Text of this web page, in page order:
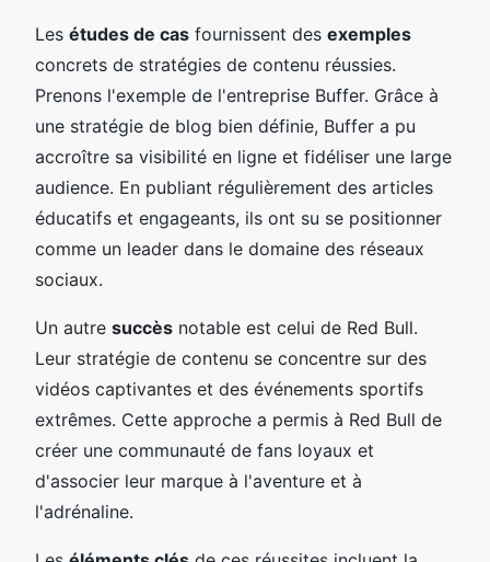
Les études de cas fournissent des exemples
concrets de stratégies de contenu réussies.
Prenons l'exemple de l'entreprise Buffer. Grâce à
une stratégie de blog bien définie, Buffer a pu
accroître sa visibilité en ligne et fidéliser une large
audience. En publiant régulièrement des articles
éducatifs et engageants, ils ont su se positionner
comme un leader dans le domaine des réseaux
sociaux.
Un autre succès notable est celui de Red Bull.
Leur stratégie de contenu se concentre sur des
vidéos captivantes et des événements sportifs
extrêmes. Cette approche a permis à Red Bull de
créer une communauté de fans loyaux et
d'associer leur marque à l'aventure et à
l'adrénaline.